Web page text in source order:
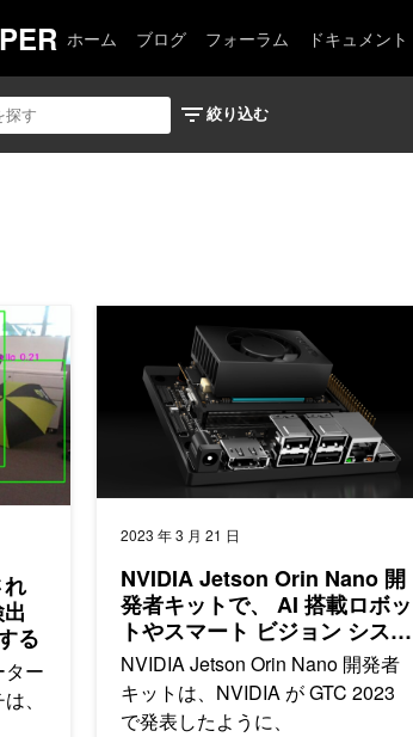
ホーム ブログ フォーラム ドキュメント
る
ー
、
の実装で物体検出アプリケーションを高速化
2023 年 3 月 21 日
NVIDIA Jetson Orin Nano 開
発者キットで、 AI 搭載ロボッ
トやスマート ビジョン システ
ムなどを開発
NVIDIA Jetson Orin Nano 開発者
キットは、NVIDIA が GTC 2023
で発表したように、
NVIDIA Jetson Orin Nano 開発者キッ